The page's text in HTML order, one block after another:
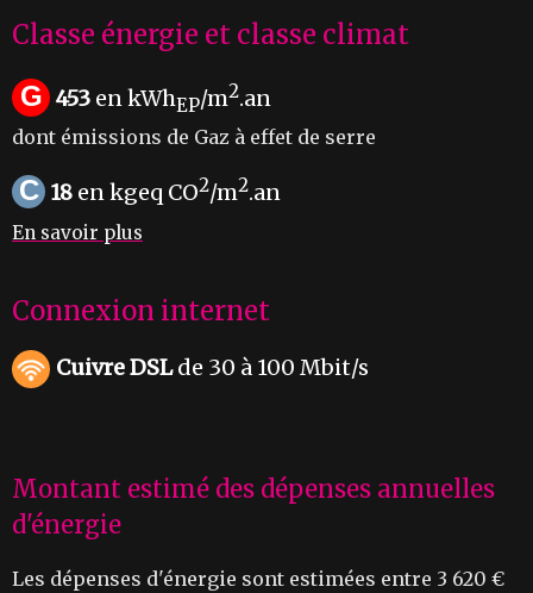
Classe énergie et classe climat
G 453 en kWhEP/m2.an
dont émissions de Gaz à effet de serre
C 18 en kgeq CO2/m2.an
En savoir plus
Connexion internet
Cuivre DSLde 30 à 100 Mbit/s
Montant estimé des dépenses annuelles
d'énergie
Les dépenses d'énergie sont estimées entre 3 620 €